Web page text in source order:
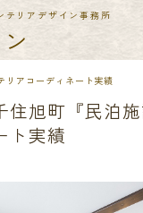
テリアデザイン事務所
リアコーディネート実績
住旭町『民泊施
ト実績